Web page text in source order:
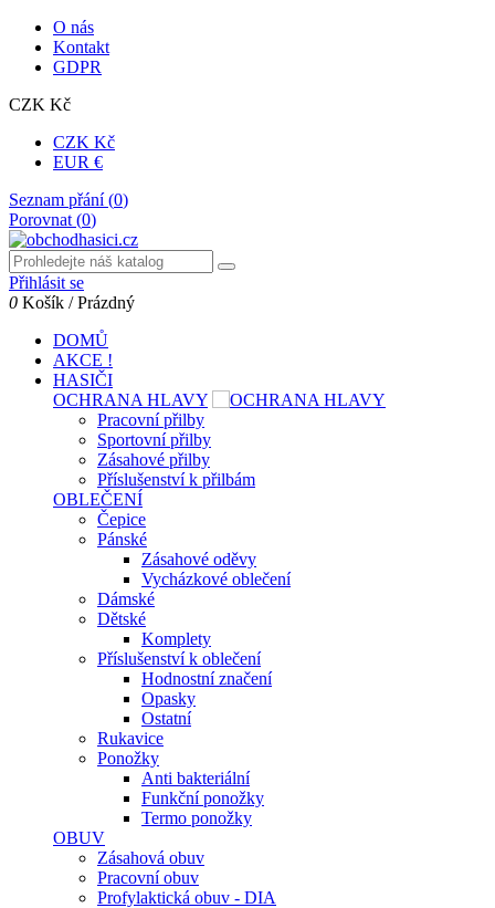
O nás
Kontakt
GDPR
CZK Kč
CZK Kč
EUR €
Seznam přání (0)
Porovnat (0)
Přihlásit se
0 Košík /Prázdný
DOMŮ
AKCE !
HASIČI
OCHRANA HLAVY
Pracovní přilby
Sportovní přilby
Zásahové přilby
Příslušenství k přilbám
OBLEČENÍ
Čepice
Pánské
Zásahové oděvy
Vycházkové oblečení
Dámské
Dětské
Komplety
Příslušenství k oblečení
Hodnostní značení
Opasky
Ostatní
Rukavice
Ponožky
Anti bakteriální
Funkční ponožky
Termo ponožky
OBUV
Zásahová obuv
Pracovní obuv
Profylaktická obuv - DIA